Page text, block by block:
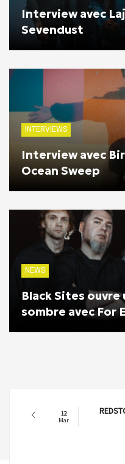
Interview avec
Sevendust
INTERVIEWS
Interview avec
Ocean Sweep
NEWS
Black Sites
sombre avec For
12
Mar